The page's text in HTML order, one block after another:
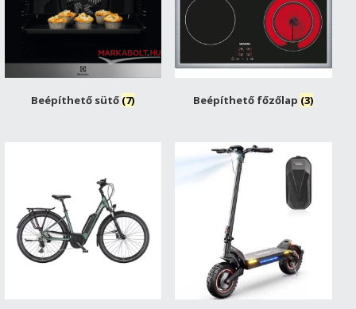
Beépíthető sütő (7) Beépíthető főzőlap (3)